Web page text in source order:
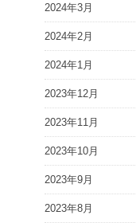
2024年3月
2024年2月
2024年1月
2023年12月
2023年11月
2023年10月
2023年9月
2023年8月